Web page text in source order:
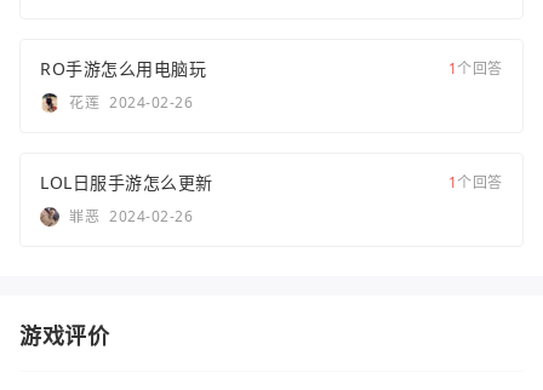
RO手游怎么用电脑玩 1个回答
花莲 2024-02-26
LOL日服手游怎么更新 1个回答
罪恶 2024-02-26
游戏评价